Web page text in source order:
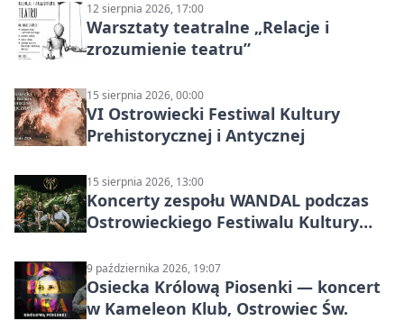
12 sierpnia 2026, 17:00
Warsztaty teatralne „Relacje i
zrozumienie teatru”
15 sierpnia 2026, 00:00
VI Ostrowiecki Festiwal Kultury
Prehistorycznej i Antycznej
15 sierpnia 2026, 13:00
Koncerty zespołu WANDAL podczas
Ostrowieckiego Festiwalu Kultury
9 października 2026, 19:07
Osiecka Królową Piosenki — koncert
w Kameleon Klub, Ostrowiec Św.